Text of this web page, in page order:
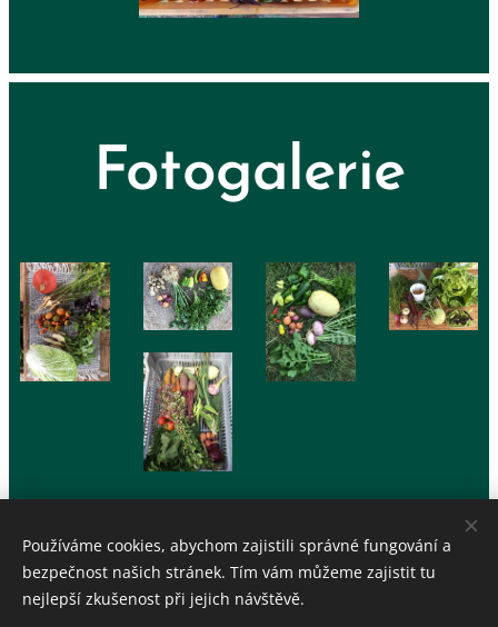
Fotogalerie
Používáme cookies, abychom zajistili správné fungování a
bezpečnost našich stránek. Tím vám můžeme zajistit tu
nejlepší zkušenost při jejich návštěvě.